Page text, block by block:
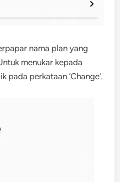
nama plan yang
menukar kepada
pada perkataan ‘Change’.